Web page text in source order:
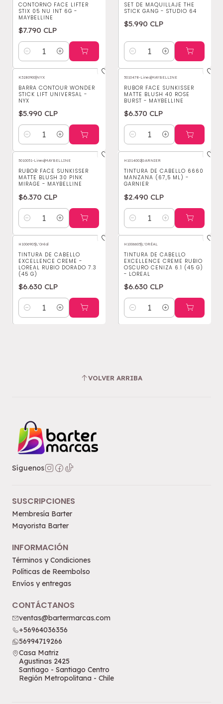
CONTORNO FACE LIFTER
STIX 05 NU INT 6G -
MAYBELLINE
$7.790 CLP
Cantidad
SET DE MAQUILLAJE THE
STICK GANG - STUDIO 64
$5.990 CLP
Cantidad
K3280900|NYX
BARRA CONTOUR WONDER
STICK LIFT UNIVERSAL -
NYX
$5.990 CLP
Cantidad
5010478-Linea|MAYBELLINE
RUBOR FACE SUNKISSER
MATTE BLUSH 40 ROSE
BURST - MAYBELLINE
$6.370 CLP
Cantidad
5010051-Linea|MAYBELLINE
RUBOR FACE SUNKISSER
MATTE BLUSH 30 PINK
MIRAGE - MAYBELLINE
$6.370 CLP
Cantidad
H1014002|GARNIER
TINTURA DE CABELLO 6660
MANZANA (67,5 ML) -
GARNIER
$2.490 CLP
Cantidad
H1006903|L'Oréal
TINTURA DE CABELLO
EXCELLENCE CREME -
LOREAL RUBIO DORADO 7.3
(45 G)
$6.630 CLP
Cantidad
H1006605|L'ORÉAL
TINTURA DE CABELLO
EXCELLENCE CREME RUBIO
OSCURO CENIZA 6.1 (45 G)
- LOREAL
$6.630 CLP
Cantidad
VOLVER ARRIBA
Síguenos
SUSCRIPCIONES
Membresía Barter
Mayorista Barter
INFORMACIÓN
Términos y Condiciones
Políticas de Reembolso
Envíos y entregas
CONTÁCTANOS
ventas@bartermarcas.com
+56964036356
56994719266
Casa Matriz
Agustinas 2425
Santiago - Santiago Centro
Región Metropolitana - Chile